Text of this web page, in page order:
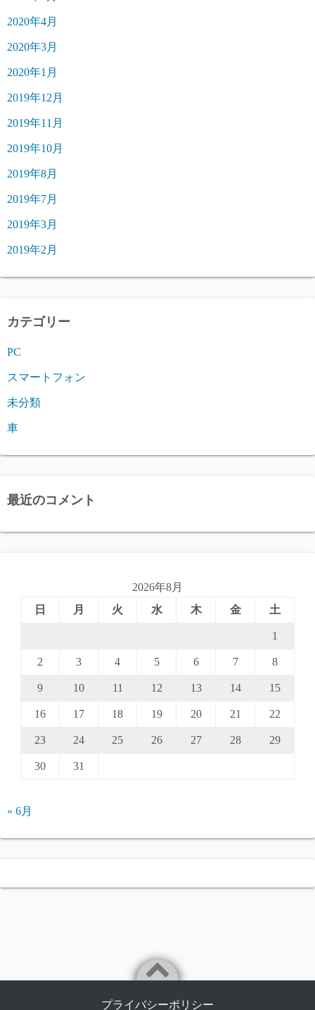
2020年4月
2020年3月
2020年1月
2019年12月
2019年11月
2019年10月
2019年8月
2019年7月
2019年3月
2019年2月
カテゴリー
PC
スマートフォン
未分類
車
最近のコメント
2026年8月
日
月 火 水 木 金 土
1
2 3 4 5 6 7 8
9 10 11 12 13 14 15
16 17 18 19 20 21 22
23 24 25 26 27 28 29
30 31
« 6月
プライバシーポリシー